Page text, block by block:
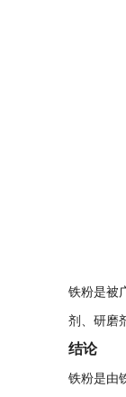
铁粉是被
剂、研磨
结论
铁粉是由